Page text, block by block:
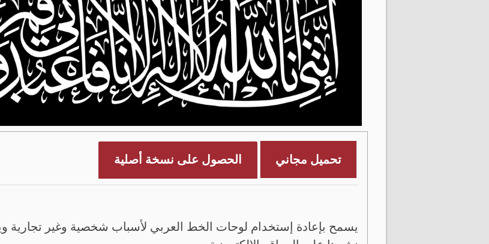
تحميل مجاني الحصول على نسخة أصلية
يسمح بإعادة إستخدام لوحات الخط العربي لأسباب شخصية وغير تجارية